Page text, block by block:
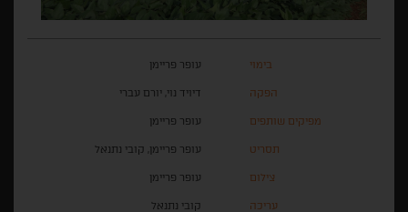
בימוי עופר פריימן
הפקה דיויד נוי, יורם עברי
מפיקים שותפים עופר פריימן
תסריט עופר פריימן, קובי נתנאל
צילום עופר פריימן
עריכה קובי נתנאל